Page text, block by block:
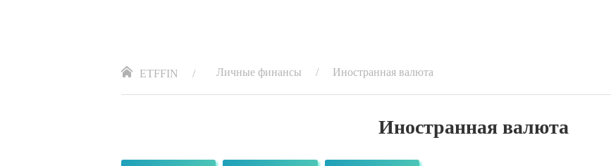
ETFFIN Личные финансы Иностранная валюта
Иностранная валюта